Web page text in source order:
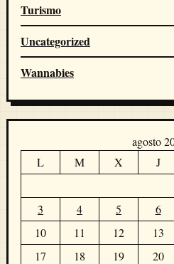
Turismo
Uncategorized
Wannabies
agosto
L
M X J
3
4 5 6
10
11 12 13
17
18 19 20